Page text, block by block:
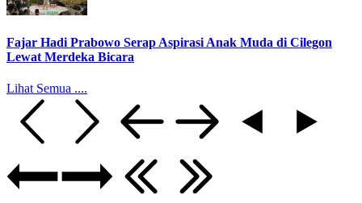
Fajar Hadi Prabowo Serap Aspirasi Anak Muda di Cilegon
Lewat Merdeka Bicara
Lihat Semua ....